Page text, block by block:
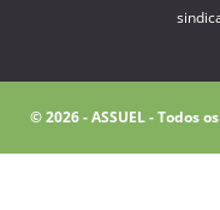
© 2026 - ASSUEL - Todos